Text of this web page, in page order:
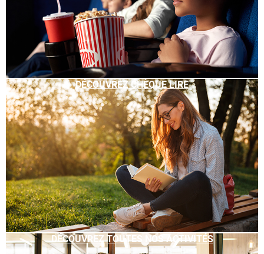
DÉCOUVREZ CHÈQUE LIRE
DÉCOUVREZ TOUTES NOS ACTIVITÉS